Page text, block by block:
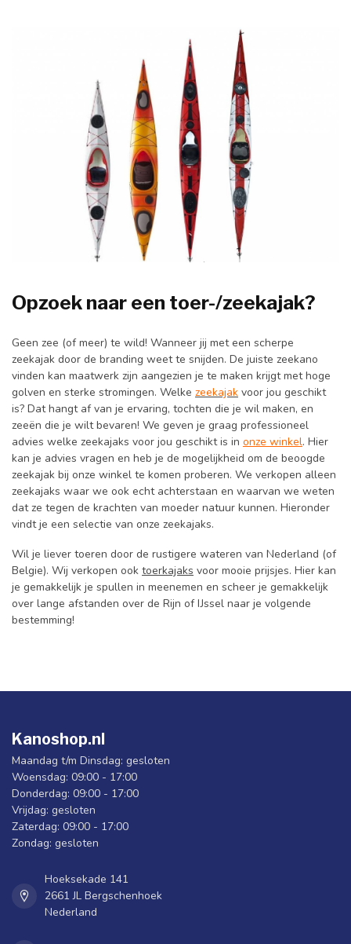
Opzoek naar een toer-/zeekajak?
Geen zee (of meer) te wild! Wanneer jij met een scherpe
zeekajak door de branding weet te snijden. De juiste zeekano
vinden kan maatwerk zijn aangezien je te maken krijgt met hoge
golven en sterke stromingen. Welke zeekajak voor jou geschikt
is? Dat hangt af van je ervaring, tochten die je wil maken, en
zeeën die je wilt bevaren! We geven je graag professioneel
advies welke zeekajaks voor jou geschikt is in onze winkel. Hier
kan je advies vragen en heb je de mogelijkheid om de beoogde
zeekajak bij onze winkel te komen proberen. We verkopen alleen
zeekajaks waar we ook echt achterstaan en waarvan we weten
dat ze tegen de krachten van moeder natuur kunnen. Hieronder
vindt je een selectie van onze zeekajaks.
Wil je liever toeren door de rustigere wateren van Nederland (of
Belgie). Wij verkopen ook toerkajaks voor mooie prijsjes. Hier kan
je gemakkelijk je spullen in meenemen en scheer je gemakkelijk
over lange afstanden over de Rijn of IJssel naar je volgende
bestemming!
Kanoshop.nl
Maandag t/m Dinsdag: gesloten
Woensdag: 09:00 - 17:00
Donderdag: 09:00 - 17:00
Vrijdag: gesloten
Zaterdag: 09:00 - 17:00
Zondag: gesloten
Hoeksekade 141
2661 JL Bergschenhoek
Nederland